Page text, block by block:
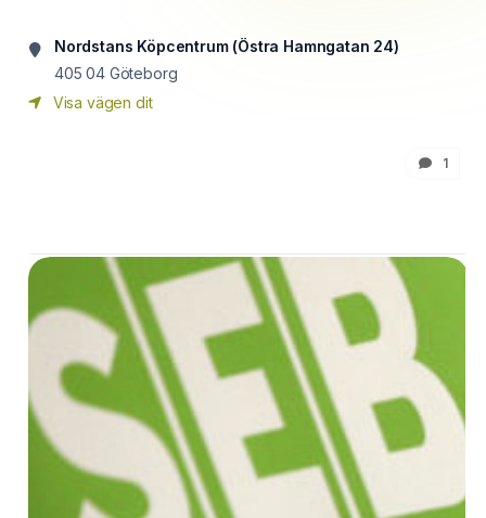
Nordstans Köpcentrum (Östra Hamngatan 24)
405 04 Göteborg
Visa vägen dit
1